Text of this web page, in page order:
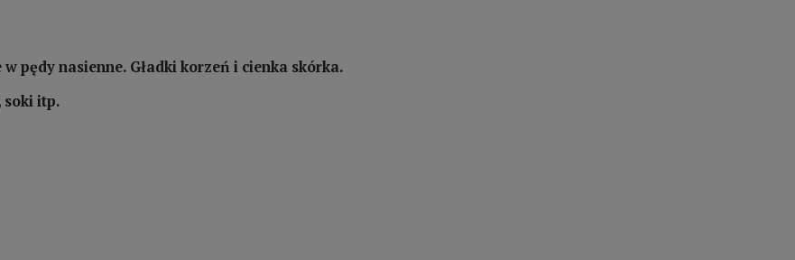
pędy nasienne. Gładki korzeń i cienka skórka.
soki itp.